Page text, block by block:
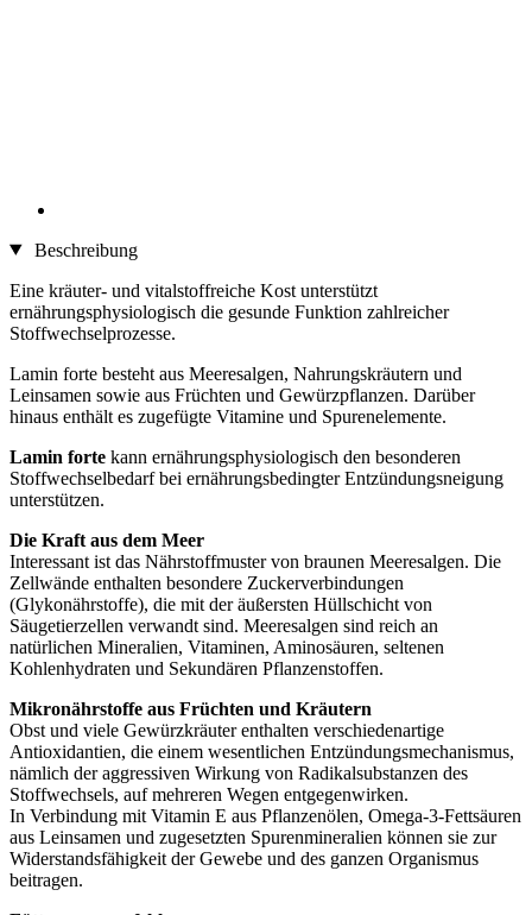
Beschreibung
Eine kräuter- und vitalstoffreiche Kost unterstützt
ernährungsphysiologisch die gesunde Funktion zahlreicher
Stoffwechselprozesse.
Lamin forte besteht aus Meeresalgen, Nahrungskräutern und
Leinsamen sowie aus Früchten und Gewürzpflanzen. Darüber
hinaus enthält es zugefügte Vitamine und Spurenelemente.
Lamin forte kann ernährungsphysiologisch den besonderen
Stoffwechselbedarf bei ernährungsbedingter Entzündungsneigung
unterstützen.
Die Kraft aus dem Meer
Interessant ist das Nährstoffmuster von braunen Meeresalgen. Die
Zellwände enthalten besondere Zuckerverbindungen
(Glykonährstoffe), die mit der äußersten Hüllschicht von
Säugetierzellen verwandt sind. Meeresalgen sind reich an
natürlichen Mineralien, Vitaminen, Aminosäuren, seltenen
Kohlenhydraten und Sekundären Pflanzenstoffen.
Mikronährstoffe aus Früchten und Kräutern
Obst und viele Gewürzkräuter enthalten verschiedenartige
Antioxidantien, die einem wesentlichen Entzündungsmechanismus,
nämlich der aggressiven Wirkung von Radikalsubstanzen des
Stoffwechsels, auf mehreren Wegen entgegenwirken.
In Verbindung mit Vitamin E aus Pflanzenölen, Omega-3-Fettsäuren
aus Leinsamen und zugesetzten Spurenmineralien können sie zur
Widerstandsfähigkeit der Gewebe und des ganzen Organismus
beitragen.